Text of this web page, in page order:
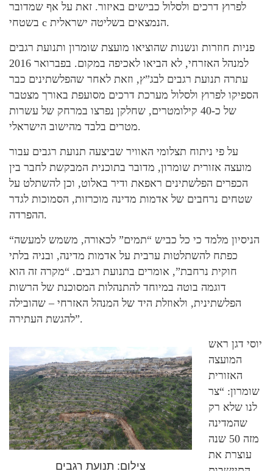
לפרוץ דרכים ולסלול כבישים באיזור. זאת על אף שמדובר
בשטחי c הנמצאים בשליטה ישראלית.
פניות חוזרות ונשנות שהוציאו מועצת שומרון ותנועת רגבים
למנהל האזרחי, לא הביאו לאכיפה במקום. בפברואר 2016
עתרה תנועת רגבים לבג”ץ, וזאת לאחר שהפלשתינים כבר
הספיקו לפרוץ ולסלול מערכת דרכים מסועפת באורך מצטבר
של כ-40 קילומטרים, שחלקן נפרצו במרחק של עשרות
מטרים בלבד מהישוב הישראלי.
על פי ניתוח תצלומי האוויר שביצעה תנועת רגבים עבור
מועצה אזורית שומרון, מדובר בתוכנית המבקשת לחבר בין
הכפרים הפלשתינים ראפאת ודיר באלוט, וכן להשתלט על
שטחים נרחבים של אדמות מדינה מוכרזות, הסמוכות לגדר
ההפרדה.
“הניסיון מלמד כי כל כביש “תמים” לכאורה, משמש למעשה
כפתח להשתלטות ערבית על אדמות מדינה, ובניה בלתי
חוקית נרחבת”, אומרים בתנועת רגבים. “מקרה זה הוא
דוגמה בוטה במיוחד להתנהלות המסוכנת של הרשות
הפלשתינית, ולאוזלת היד של המנהל האזרחי – שהובילה
להגשת העתירה”.
צילום: תנועת רגבים
יוסי דגן ראש
המועצה
האזורית
שומרון: “צר
לנו שלא רק
שהמדינה
מזה 50 שנה
עוצרת את